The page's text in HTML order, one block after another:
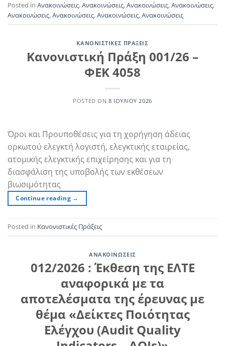
Posted in Ανακοινώσεις,Ανακοινώσεις,Ανακοινώσεις,Ανακοινώσεις,
Ανακοινώσεις,Ανακοινώσεις,Ανακοινώσεις,Ανακοινώσεις
ΚΑΝΟΝΙΣΤΙΚΈΣ ΠΡΆΞΕΙΣ
Κανονιστική Πράξη 001/26 –
ΦΕΚ 4058
POSTED ON 8 ΙΟΥΛΊΟΥ 2026
Όροι και Προυποθέσεις για τη χορήγηση άδειας
ορκωτού ελεγκτή λογιστή, ελεγκτικής εταιρείας,
ατομικής ελεγκτικής επιχείρησης και για τη
διασφάλιση της υποβολής των εκθέσεων
βιωσιμότητας
Continue reading →
Posted in Κανονιστικές Πράξεις
ΑΝΑΚΟΙΝΏΣΕΙΣ
012/2026 : Έκθεση της ΕΛΤΕ
αναφορικά με τα
αποτελέσματα της έρευνας με
θέμα «Δείκτες Ποιότητας
Ελέγχου (Audit Quality